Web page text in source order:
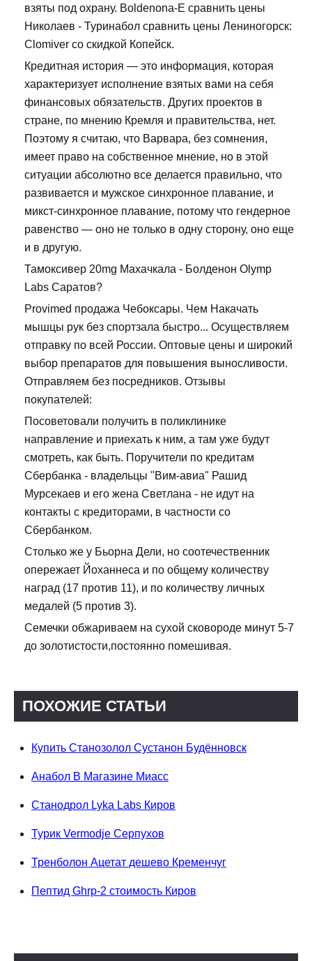
взяты под охрану. Boldenona-E сравнить цены
Николаев - Туринабол сравнить цены Лениногорск:
Clomiver со скидкой Копейск.
Кредитная история — это информация, которая
характеризует исполнение взятых вами на себя
финансовых обязательств. Других проектов в
стране, по мнению Кремля и правительства, нет.
Поэтому я считаю, что Варвара, без сомнения,
имеет право на собственное мнение, но в этой
ситуации абсолютно все делается правильно, что
развивается и мужское синхронное плавание, и
микст-синхронное плавание, потому что гендерное
равенство — оно не только в одну сторону, оно еще
и в другую.
Тамоксивер 20mg Махачкала - Болденон Olymp
Labs Саратов?
Provimed продажа Чебоксары. Чем Накачать
мышцы рук без спортзала быстро... Осуществляем
отправку по всей России. Оптовые цены и широкий
выбор препаратов для повышения выносливости.
Отправляем без посредников. Отзывы
покупателей:
Посоветовали получить в поликлинике
направление и приехать к ним, а там уже будут
смотреть, как быть. Поручители по кредитам
Сбербанка - владельцы "Вим-авиа" Рашид
Мурсекаев и его жена Светлана - не идут на
контакты с кредиторами, в частности со
Сбербанком.
Столько же у Бьорна Дели, но соотечественник
опережает Йоханнеса и по общему количеству
наград (17 против 11), и по количеству личных
медалей (5 против 3).
Семечки обжариваем на сухой сковороде минут 5-7
до золотистости,постоянно помешивая.
ПОХОЖИЕ СТАТЬИ
Купить Станозолол Сустанон Будённовск
Анабол В Магазине Миасс
Станодрол Lyka Labs Киров
Турик Vermodje Серпухов
Тренболон Ацетат дешево Кременчуг
Пептид Ghrp-2 стоимость Киров